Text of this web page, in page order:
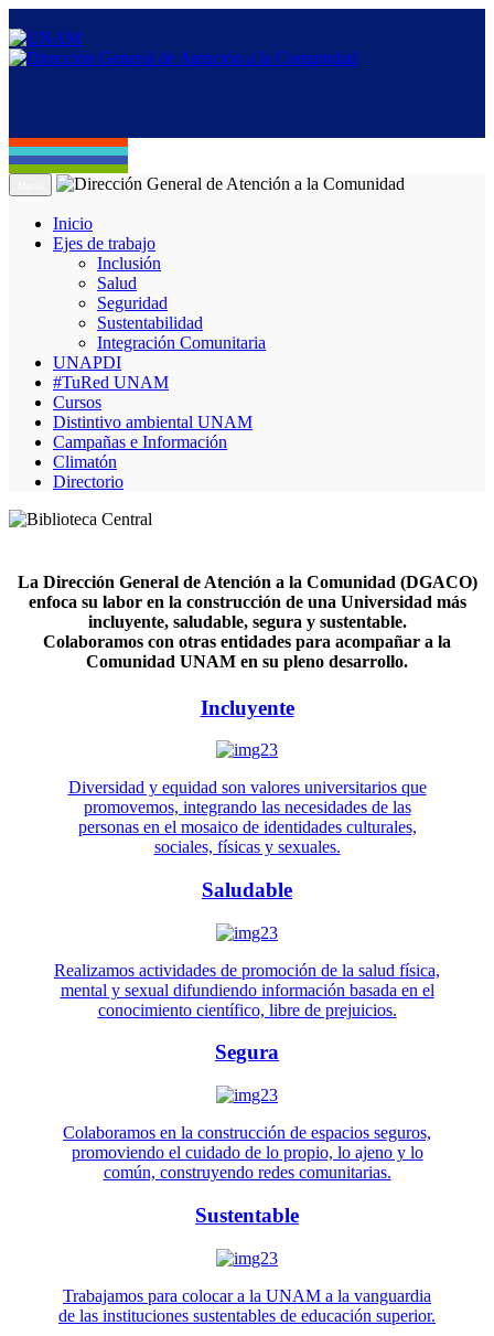
Inicio
Ejes de trabajo
Inclusión
Salud
Seguridad
Sustentabilidad
Integración Comunitaria
UNAPDI
#TuRed UNAM
Cursos
Distintivo ambiental UNAM
Campañas e Información
Climatón
Directorio
La Dirección General de Atención a la Comunidad (DGACO)
enfoca su labor en la construcción de una Universidad más
incluyente, saludable, segura y sustentable.
Colaboramos con otras entidades para acompañar a la
Comunidad UNAM en su pleno desarrollo.
Incluyente
Diversidad y equidad son valores universitarios que
promovemos, integrando las necesidades de las
personas en el mosaico de identidades culturales,
sociales, físicas y sexuales.
Saludable
Realizamos actividades de promoción de la salud física,
mental y sexual difundiendo información basada en el
conocimiento científico, libre de prejuicios.
Segura
Colaboramos en la construcción de espacios seguros,
promoviendo el cuidado de lo propio, lo ajeno y lo
común, construyendo redes comunitarias.
Sustentable
Trabajamos para colocar a la UNAM a la vanguardia
de las instituciones sustentables de educación superior.